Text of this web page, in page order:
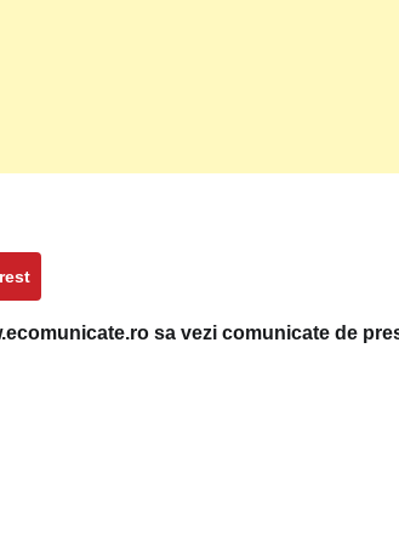
sa vezi comunicate de